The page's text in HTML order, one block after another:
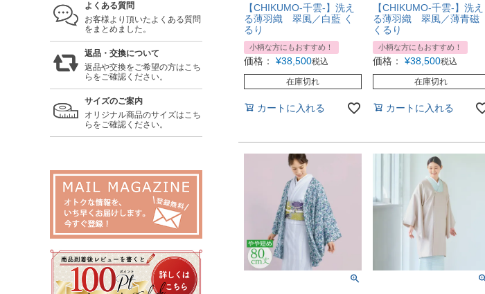
よくある質問
お客様より頂いたよくある質問
をまとめました。
返品・交換について
返品や交換をご希望の方はこち
らをご確認ください。
サイズのご案内
オリジナル商品のサイズはこち
らをご確認ください。
【CHIKUMO-千雲-】洗え
る薄羽織 翠風／白藍 く
るり
小柄な方にもおすすめ！
価格： ¥38,500税込
在庫切れ
カートに入れる
【CHIKUMO-千雲-】洗え
る薄羽織 翠風／薄青磁
くるり
小柄な方にもおすすめ！
価格： ¥38,500税込
在庫切れ
カートに入れる